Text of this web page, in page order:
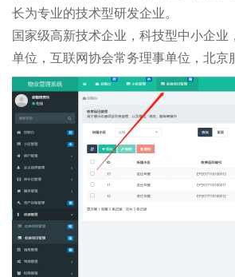
长为专业的技术型研发企业。
国家级高新技术企业，科技型中小企
单位，互联网协会常务理事单位，北